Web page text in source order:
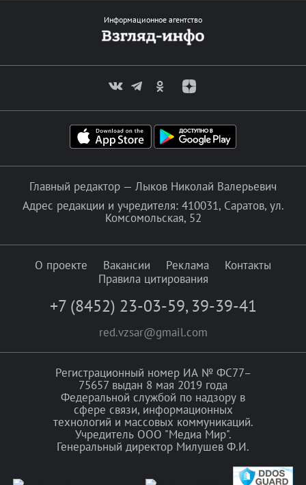
Информационное агентство
Главный редактор — Лыков Николай Валерьевич
Адрес редакции и учредителя: 410031, Саратов, ул.
Комсомольская, 52
О проекте Вакансии Реклама
Контакты
Правила цитирования
+7 (8452) 23-03-59, 39-39-41
red.vzsar@gmail.com
Регистрационный номер ИА № ФС77–
75657 выдан 8 мая 2019 года
Федеральной службой по надзору в
сфере связи, информационных
технологий и массовых коммуникаций.
Учредитель ООО "Медиа Мир".
Генеральный директор Милушев Ф.И.